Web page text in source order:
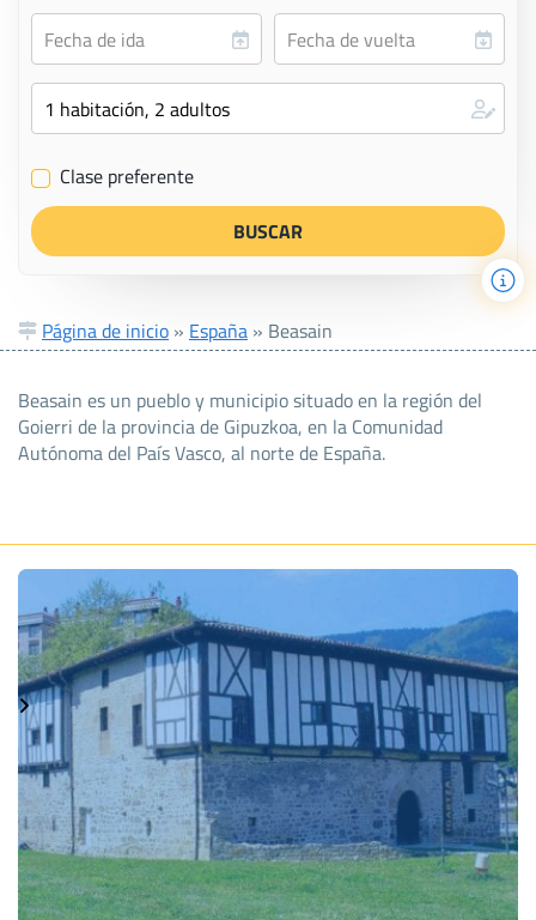
✔ Clase preferente
Página de inicio » España » Beasain
Beasain es un pueblo y municipio situado en la región del
Goierri de la provincia de Gipuzkoa, en la Comunidad
Autónoma del País Vasco, al norte de España.